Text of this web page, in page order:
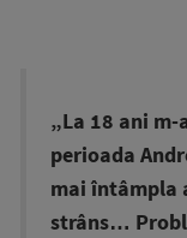
„La 18 ani
perioada
mai întâmpla
strâns…